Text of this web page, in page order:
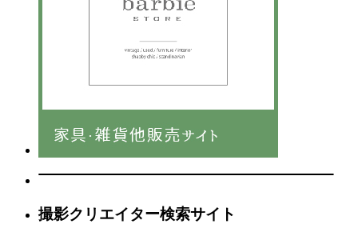
撮影クリエイター検索サイト